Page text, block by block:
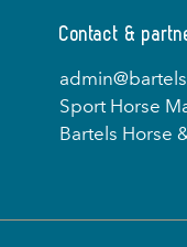
Contact &
Sport Horse
Bartels Horse